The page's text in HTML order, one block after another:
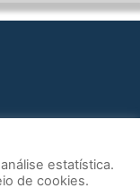
estatística.
de cookies.